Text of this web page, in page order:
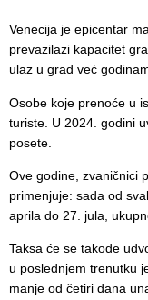
Venecija je epicentar
prevazilazi kapacitet
ulaz u grad već
Osobe koje prenoće u
turiste. U 2024. godini
posete.
Ove godine, zvaničnici
primenjuje: sada od
aprila do 27. jula,
Taksa će se takođe
u poslednjem trenutku
manje od četiri dana